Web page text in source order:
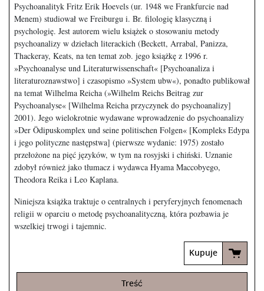
Psychoanalityk Fritz Erik Hoevels (ur. 1948 we Frankfurcie nad
Menem) studiował we Freiburgu i. Br. filologię klasyczną i
psychologię. Jest autorem wielu książek o stosowaniu metody
psychoanalizy w dziełach literackich (Beckett, Arrabal, Panizza,
Thackeray, Keats, na ten temat zob. jego książkę z 1996 r.
»Psychoanalyse und Literaturwissenschaft« [Psychoanaliza i
literaturoznawstwo] i czasopismo »System ubw«), ponadto publikował
na temat Wilhelma Reicha (»Wilhelm Reichs Beitrag zur
Psychoanalyse« [Wilhelma Reicha przyczynek do psychoanalizy]
2001). Jego wielokrotnie wydawane wprowadzenie do psychoanalizy
»Der Ödipuskomplex und seine politischen Folgen« [Kompleks Edypa
i jego polityczne następstwa] (pierwsze wydanie: 1975) zostało
przełożone na pięć języków, w tym na rosyjski i chiński. Uznanie
zdobył również jako tłumacz i wydawca Hyama Maccobyego,
Theodora Reika i Leo Kaplana.
Niniejsza książka traktuje o centralnych i peryferyjnych fenomenach
religii w oparciu o metodę psychoanalityczną, która pozbawia je
wszelkiej trwogi i tajemnic.
Kupuje
Treść